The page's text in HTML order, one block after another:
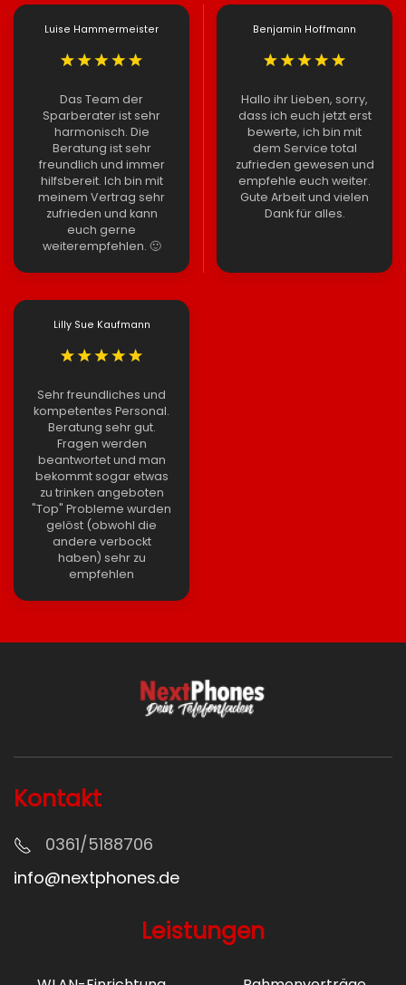
Luise Hammermeister
Das Team der
Sparberater ist sehr
harmonisch. Die
Beratung ist sehr
freundlich und immer
hilfsbereit. Ich bin mit
meinem Vertrag sehr
zufrieden und kann
euch gerne
weiterempfehlen. 🙂
Benjamin Hoffmann
Hallo ihr Lieben, sorry,
dass ich euch jetzt erst
bewerte, ich bin mit
dem Service total
zufrieden gewesen und
empfehle euch weiter.
Gute Arbeit und vielen
Dank für alles.
Lilly Sue Kaufmann
Sehr freundliches und
kompetentes Personal.
Beratung sehr gut.
Fragen werden
beantwortet und man
bekommt sogar etwas
zu trinken angeboten
"Top" Probleme wurden
gelöst (obwohl die
andere verbockt
haben) sehr zu
empfehlen
Kontakt
0361/5188706
info@nextphones.de
Leistungen